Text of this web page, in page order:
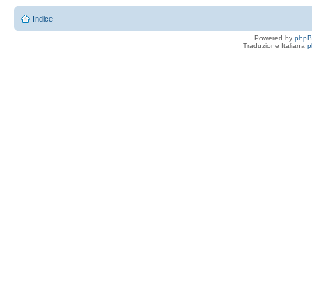
Indice
Powered by
Traduzione Italiana